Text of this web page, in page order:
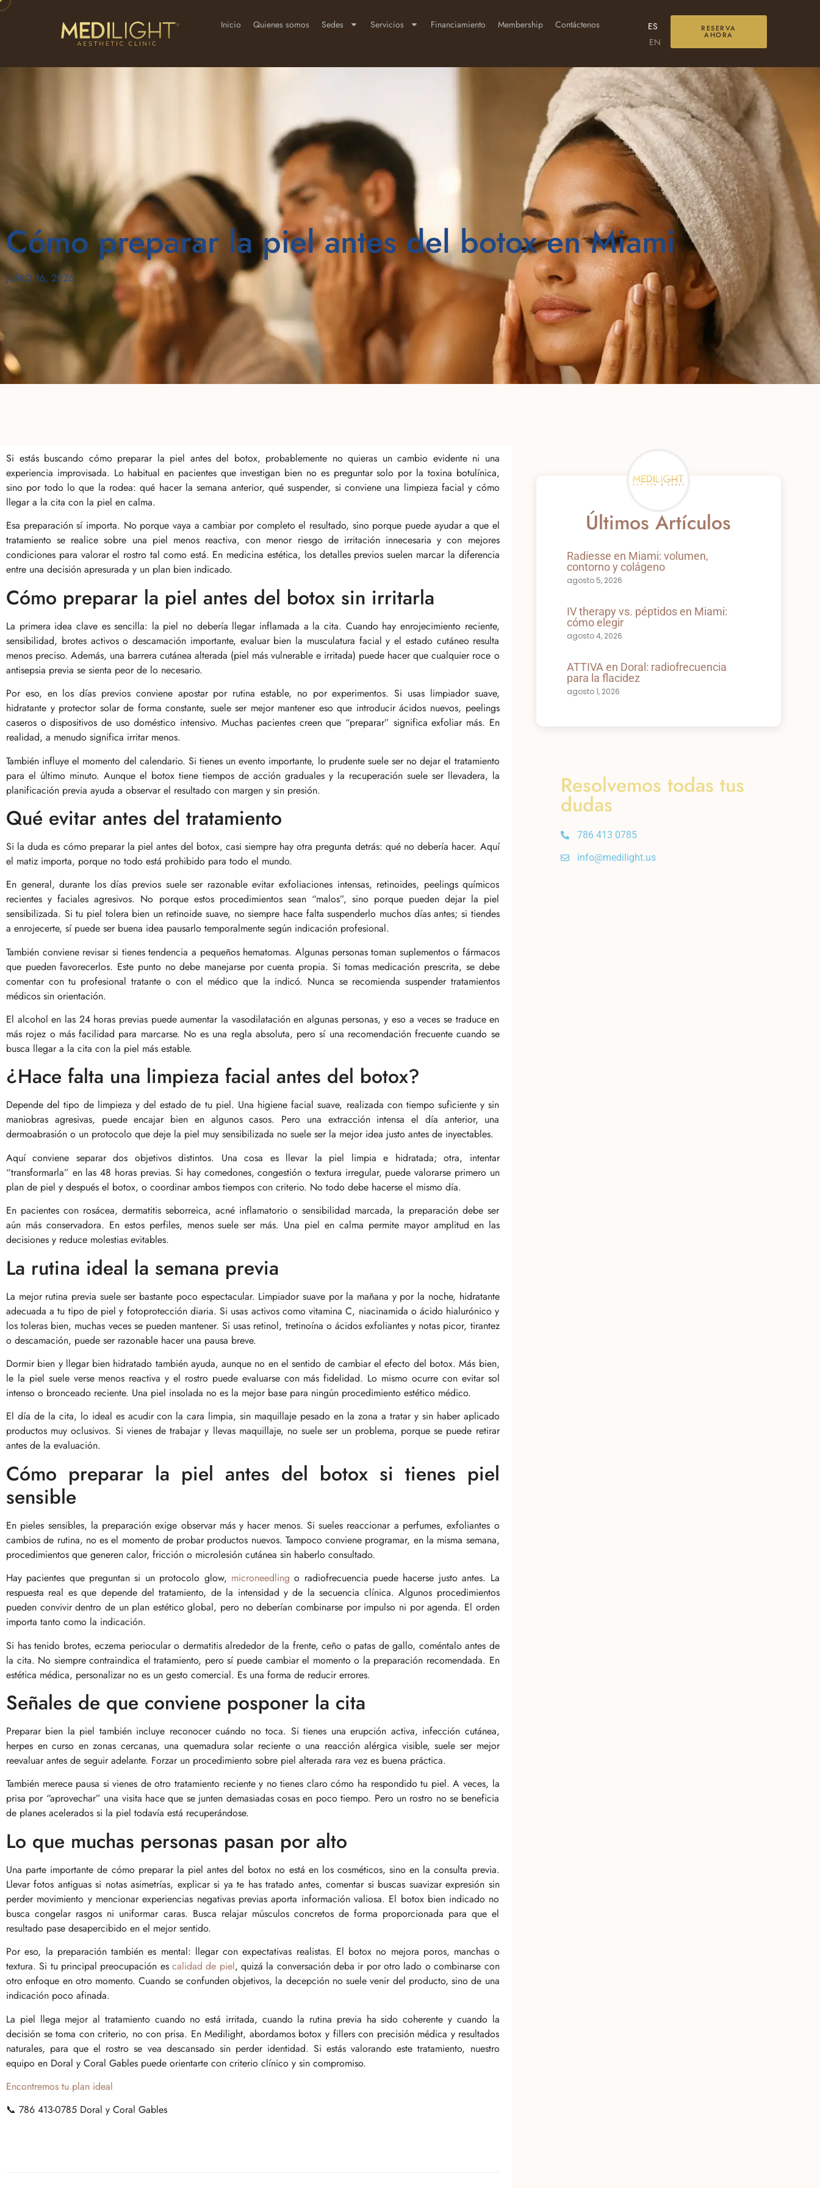
Inicio Quienes somos Sedes Servicios Financiamiento Membership Contáctenos
ES
EN
RESERVA
AHORA
Cómo preparar la piel antes del botox en Miami
JUNIO 16, 2026
Si estás buscando cómo preparar la piel antes del botox, probablemente no quieras un cambio evidente ni una
experiencia improvisada. Lo habitual en pacientes que investigan bien no es preguntar solo por la toxina botulínica,
sino por todo lo que la rodea: qué hacer la semana anterior, qué suspender, si conviene una limpieza facial y cómo
llegar a la cita con la piel en calma.
Esa preparación sí importa. No porque vaya a cambiar por completo el resultado, sino porque puede ayudar a que el
tratamiento se realice sobre una piel menos reactiva, con menor riesgo de irritación innecesaria y con mejores
condiciones para valorar el rostro tal como está. En medicina estética, los detalles previos suelen marcar la diferencia
entre una decisión apresurada y un plan bien indicado.
Cómo preparar la piel antes del botox sin irritarla
La primera idea clave es sencilla: la piel no debería llegar inflamada a la cita. Cuando hay enrojecimiento reciente,
sensibilidad, brotes activos o descamación importante, evaluar bien la musculatura facial y el estado cutáneo resulta
menos preciso. Además, una barrera cutánea alterada (piel más vulnerable e irritada) puede hacer que cualquier roce o
antisepsia previa se sienta peor de lo necesario.
Por eso, en los días previos conviene apostar por rutina estable, no por experimentos. Si usas limpiador suave,
hidratante y protector solar de forma constante, suele ser mejor mantener eso que introducir ácidos nuevos, peelings
caseros o dispositivos de uso doméstico intensivo. Muchas pacientes creen que “preparar” significa exfoliar más. En
realidad, a menudo significa irritar menos.
También influye el momento del calendario. Si tienes un evento importante, lo prudente suele ser no dejar el tratamiento
para el último minuto. Aunque el botox tiene tiempos de acción graduales y la recuperación suele ser llevadera, la
planificación previa ayuda a observar el resultado con margen y sin presión.
Qué evitar antes del tratamiento
Si la duda es cómo preparar la piel antes del botox, casi siempre hay otra pregunta detrás: qué no debería hacer. Aquí
el matiz importa, porque no todo está prohibido para todo el mundo.
En general, durante los días previos suele ser razonable evitar exfoliaciones intensas, retinoides, peelings químicos
recientes y faciales agresivos. No porque estos procedimientos sean “malos”, sino porque pueden dejar la piel
sensibilizada. Si tu piel tolera bien un retinoide suave, no siempre hace falta suspenderlo muchos días antes; si tiendes
a enrojecerte, sí puede ser buena idea pausarlo temporalmente según indicación profesional.
También conviene revisar si tienes tendencia a pequeños hematomas. Algunas personas toman suplementos o fármacos
que pueden favorecerlos. Este punto no debe manejarse por cuenta propia. Si tomas medicación prescrita, se debe
comentar con tu profesional tratante o con el médico que la indicó. Nunca se recomienda suspender tratamientos
médicos sin orientación.
El alcohol en las 24 horas previas puede aumentar la vasodilatación en algunas personas, y eso a veces se traduce en
más rojez o más facilidad para marcarse. No es una regla absoluta, pero sí una recomendación frecuente cuando se
busca llegar a la cita con la piel más estable.
¿Hace falta una limpieza facial antes del botox?
Depende del tipo de limpieza y del estado de tu piel. Una higiene facial suave, realizada con tiempo suficiente y sin
maniobras agresivas, puede encajar bien en algunos casos. Pero una extracción intensa el día anterior, una
dermoabrasión o un protocolo que deje la piel muy sensibilizada no suele ser la mejor idea justo antes de inyectables.
Aquí conviene separar dos objetivos distintos. Una cosa es llevar la piel limpia e hidratada; otra, intentar
“transformarla” en las 48 horas previas. Si hay comedones, congestión o textura irregular, puede valorarse primero un
plan de piel y después el botox, o coordinar ambos tiempos con criterio. No todo debe hacerse el mismo día.
En pacientes con rosácea, dermatitis seborreica, acné inflamatorio o sensibilidad marcada, la preparación debe ser
aún más conservadora. En estos perfiles, menos suele ser más. Una piel en calma permite mayor amplitud en las
decisiones y reduce molestias evitables.
La rutina ideal la semana previa
La mejor rutina previa suele ser bastante poco espectacular. Limpiador suave por la mañana y por la noche, hidratante
adecuada a tu tipo de piel y fotoprotección diaria. Si usas activos como vitamina C, niacinamida o ácido hialurónico y
los toleras bien, muchas veces se pueden mantener. Si usas retinol, tretinoína o ácidos exfoliantes y notas picor, tirantez
o descamación, puede ser razonable hacer una pausa breve.
Dormir bien y llegar bien hidratado también ayuda, aunque no en el sentido de cambiar el efecto del botox. Más bien,
le la piel suele verse menos reactiva y el rostro puede evaluarse con más fidelidad. Lo mismo ocurre con evitar sol
intenso o bronceado reciente. Una piel insolada no es la mejor base para ningún procedimiento estético médico.
El día de la cita, lo ideal es acudir con la cara limpia, sin maquillaje pesado en la zona a tratar y sin haber aplicado
productos muy oclusivos. Si vienes de trabajar y llevas maquillaje, no suele ser un problema, porque se puede retirar
antes de la evaluación.
Cómo preparar la piel antes del botox si tienes piel
sensible
En pieles sensibles, la preparación exige observar más y hacer menos. Si sueles reaccionar a perfumes, exfoliantes o
cambios de rutina, no es el momento de probar productos nuevos. Tampoco conviene programar, en la misma semana,
procedimientos que generen calor, fricción o microlesión cutánea sin haberlo consultado.
Hay pacientes que preguntan si un protocolo glow, microneedling o radiofrecuencia puede hacerse justo antes. La
respuesta real es que depende del tratamiento, de la intensidad y de la secuencia clínica. Algunos procedimientos
pueden convivir dentro de un plan estético global, pero no deberían combinarse por impulso ni por agenda. El orden
importa tanto como la indicación.
Si has tenido brotes, eczema periocular o dermatitis alrededor de la frente, ceño o patas de gallo, coméntalo antes de
la cita. No siempre contraindica el tratamiento, pero sí puede cambiar el momento o la preparación recomendada. En
estética médica, personalizar no es un gesto comercial. Es una forma de reducir errores.
Señales de que conviene posponer la cita
Preparar bien la piel también incluye reconocer cuándo no toca. Si tienes una erupción activa, infección cutánea,
herpes en curso en zonas cercanas, una quemadura solar reciente o una reacción alérgica visible, suele ser mejor
reevaluar antes de seguir adelante. Forzar un procedimiento sobre piel alterada rara vez es buena práctica.
También merece pausa si vienes de otro tratamiento reciente y no tienes claro cómo ha respondido tu piel. A veces, la
prisa por “aprovechar” una visita hace que se junten demasiadas cosas en poco tiempo. Pero un rostro no se beneficia
de planes acelerados si la piel todavía está recuperándose.
Lo que muchas personas pasan por alto
Una parte importante de cómo preparar la piel antes del botox no está en los cosméticos, sino en la consulta previa.
Llevar fotos antiguas si notas asimetrías, explicar si ya te has tratado antes, comentar si buscas suavizar expresión sin
perder movimiento y mencionar experiencias negativas previas aporta información valiosa. El botox bien indicado no
busca congelar rasgos ni uniformar caras. Busca relajar músculos concretos de forma proporcionada para que el
resultado pase desapercibido en el mejor sentido.
Por eso, la preparación también es mental: llegar con expectativas realistas. El botox no mejora poros, manchas o
textura. Si tu principal preocupación escalidad de piel, quizá la conversación deba ir por otro lado o combinarse con
otro enfoque en otro momento. Cuando se confunden objetivos, la decepción no suele venir del producto, sino de una
indicación poco afinada.
La piel llega mejor al tratamiento cuando no está irritada, cuando la rutina previa ha sido coherente y cuando la
decisión se toma con criterio, no con prisa. En Medilight, abordamos botox y fillers con precisión médica y resultados
naturales, para que el rostro se vea descansado sin perder identidad. Si estás valorando este tratamiento, nuestro
equipo en Doral y Coral Gables puede orientarte con criterio clínico y sin compromiso.
Encontremos tu plan ideal
📞 786 413-0785 Doral y Coral Gables
Últimos Artículos
Radiesse en Miami: volumen,
contorno y colágeno
agosto 5, 2026
IV therapy vs. péptidos en Miami:
cómo elegir
agosto 4, 2026
ATTIVA en Doral: radiofrecuencia
para la flacidez
agosto 1, 2026
Resolvemos todas tus
dudas
786 413 0785
info@medilight.us